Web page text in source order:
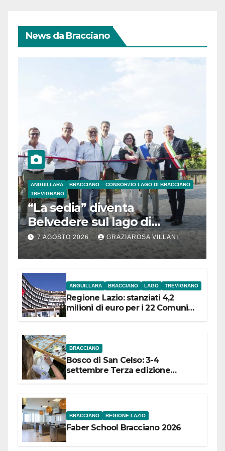
News da Bracciano
ANGUILLARA BRACCIANO
CONSORZIO LAGO DI BRACCIANO
TREVIGNANO
“La sedia” diventa
Belvedere sul lago di
Bracciano: ieri
l’inaugurazione
7 AGOSTO 2026 GRAZIAROSA VILLANI
ANGUILLARA BRACCIANO LAGO TREVIGNANO
Regione Lazio: stanziati 4,2
milioni di euro per i 22 Comuni
BRACCIANO
Bosco di San Celso: 3-4
settembre Terza edizione
BRACCIANO REGIONE LAZIO
Faber School Bracciano 2026